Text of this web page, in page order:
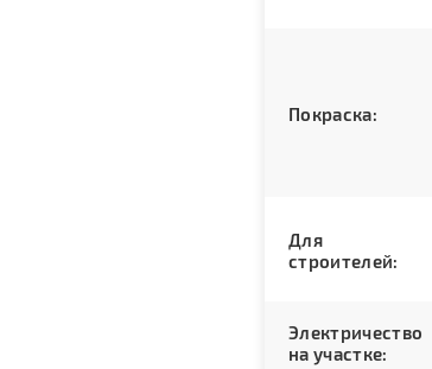
Покраска:
Для
строителей:
Электричество
на участке: